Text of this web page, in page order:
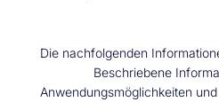
Die nachfolgenden
Beschriebene
Anwendungsmöglichkeiten